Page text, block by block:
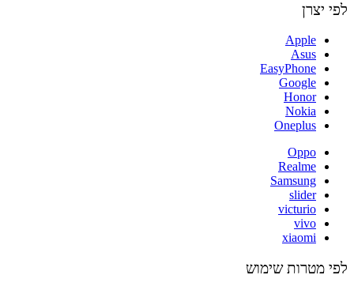
לפי יצרן
Apple
Asus
EasyPhone
Google
Honor
Nokia
Oneplus
Oppo
Realme
Samsung
slider
victurio
vivo
xiaomi
לפי מטרות שימוש